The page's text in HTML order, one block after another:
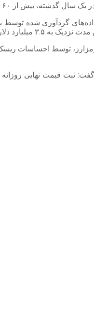
گردآوری‌ شده
توسط احساسات